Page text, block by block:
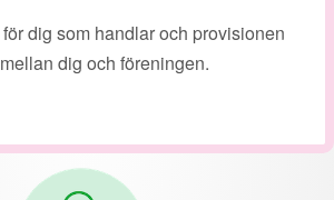
dig som handlar och provisionen
dig och föreningen.